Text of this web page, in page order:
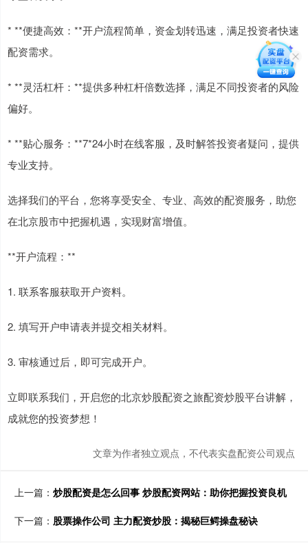
* **便捷高效：**开户流程简单，资金划转迅速，满足投资者快速
配资需求。
* **灵活杠杆：**提供多种杠杆倍数选择，满足不同投资者的风险
偏好。
* **贴心服务：**7*24小时在线客服，及时解答投资者疑问，提供
专业支持。
选择我们的平台，您将享受安全、专业、高效的配资服务，助您
在北京股市中把握机遇，实现财富增值。
**开户流程：**
1. 联系客服获取开户资料。
2. 填写开户申请表并提交相关材料。
3. 审核通过后，即可完成开户。
立即联系我们，开启您的北京炒股配资之旅配资炒股平台讲解，
成就您的投资梦想！
文章为作者独立观点，不代表实盘配资公司观点
上一篇： 炒股配资是怎么回事 炒股配资网站：助你把握投资良机
下一篇： 股票操作公司 主力配资炒股：揭秘巨鳄操盘秘诀